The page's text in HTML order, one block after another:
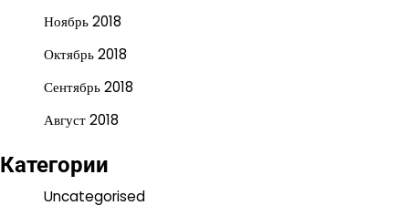
Ноябрь 2018
Октябрь 2018
Сентябрь 2018
Август 2018
Категории
Uncategorised